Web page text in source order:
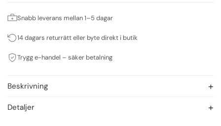
Snabb leverans mellan 1–5 dagar
14 dagars returrätt eller byte direkt i butik
Trygg e-handel – säker betalning
Beskrivning
Detaljer